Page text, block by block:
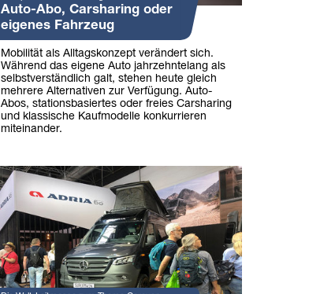
Auto-Abo, Carsharing oder
eigenes Fahrzeug
Mobilität als Alltagskonzept verändert sich.
Während das eigene Auto jahrzehntelang als
selbstverständlich galt, stehen heute gleich
mehrere Alternativen zur Verfügung. Auto-
Abos, stationsbasiertes oder freies Carsharing
und klassische Kaufmodelle konkurrieren
miteinander.